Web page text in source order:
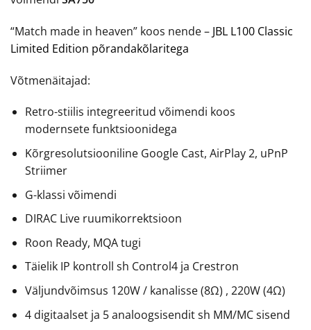
“Match made in heaven” koos nende – JBL L100 Classic
Limited Edition põrandakõlaritega
Võtmenäitajad:
Retro-stiilis integreeritud võimendi koos
modernsete funktsioonidega
Kõrgresolutsiooniline Google Cast, AirPlay 2, uPnP
Striimer
G-klassi võimendi
DIRAC Live ruumikorrektsioon
Roon Ready, MQA tugi
Täielik IP kontroll sh Control4 ja Crestron
Väljundvõimsus 120W / kanalisse (8Ω) , 220W (4Ω)
4 digitaalset ja 5 analoogsisendit sh MM/MC sisend